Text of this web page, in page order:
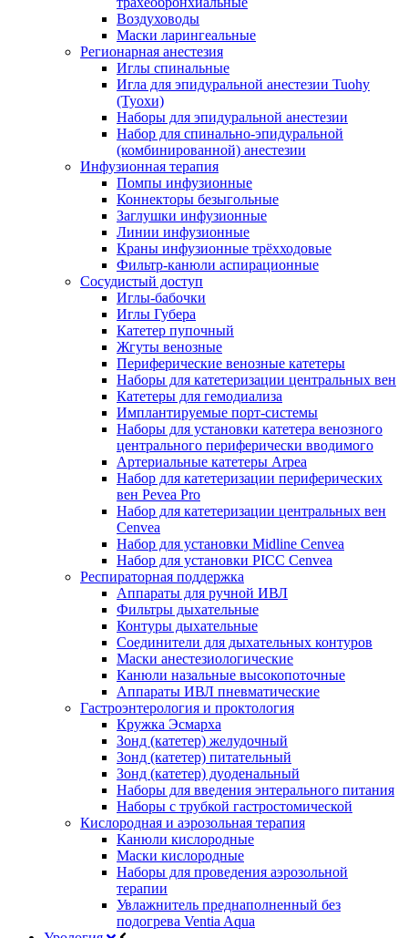
Воздуховоды
Маски ларингеальные
Регионарная анестезия
Иглы спинальные
Игла для эпидуральной анестезии Tuohy
(Туохи)
Наборы для эпидуральной анестезии
Набор для спинально-эпидуральной
(комбинированной) анестезии
Инфузионная терапия
Помпы инфузионные
Коннекторы безыгольные
Заглушки инфузионные
Линии инфузионные
Краны инфузионные трёхходовые
Фильтр-канюли аспирационные
Сосудистый доступ
Иглы-бабочки
Иглы Губера
Катетер пупочный
Жгуты венозные
Периферические венозные катетеры
Наборы для катетеризации центральных вен
Катетеры для гемодиализа
Имплантируемые порт‑системы
Наборы для установки катетера венозного
центрального периферически вводимого
Артериальные катетеры Arpea
Набор для катетеризации периферических
вен Pevea Pro
Набор для катетеризации центральных вен
Cenvea
Набор для установки Midline Cenvea
Набор для установки PICC Cenvea
Респираторная поддержка
Аппараты для ручной ИВЛ
Фильтры дыхательные
Контуры дыхательные
Соединители для дыхательных контуров
Маски анестезиологические
Канюли назальные высокопоточные
Аппараты ИВЛ пневматические
Гастроэнтерология и проктология
Кружка Эсмарха
Зонд (катетер) желудочный
Зонд (катетер) питательный
Зонд (катетер) дуоденальный
Наборы для введения энтерального питания
Наборы с трубкой гастростомической
Кислородная и аэрозольная терапия
Канюли кислородные
Маски кислородные
Наборы для проведения аэрозольной
терапии
Увлажнитель преднаполненный без
подогрева Ventia Aqua